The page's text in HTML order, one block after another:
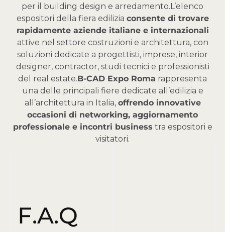
per il building design e arredamento. L’elenco
espositori della fiera edilizia consente di trovare
rapidamente aziende italiane e internazionali
attive nel settore costruzioni e architettura, con
soluzioni dedicate a progettisti, imprese, interior
designer, contractor, studi tecnici e professionisti
del real estate.B-CAD Expo Roma rappresenta
una delle principali fiere dedicate all’edilizia e
all’architettura in Italia, offrendo innovative
occasioni di networking, aggiornamento
professionale e incontri business tra espositori e
visitatori.
F.A.Q